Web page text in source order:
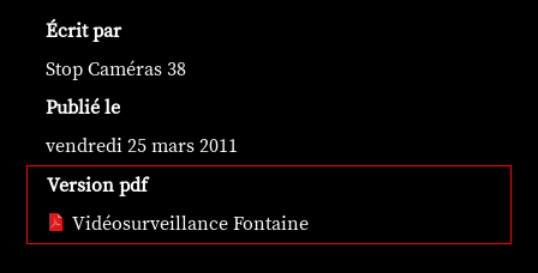
Écrit par
Stop Caméras 38
Publié le
vendredi 25 mars 2011
Version pdf
Vidéosurveillance Fontaine